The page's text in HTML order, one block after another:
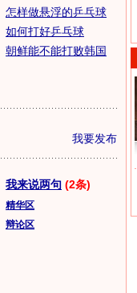
怎样做悬浮的乒乓球
如何打好乒乓球
朝鲜能不能打败韩国
我要发布
我来说两句 (2条)
精华区
辩论区